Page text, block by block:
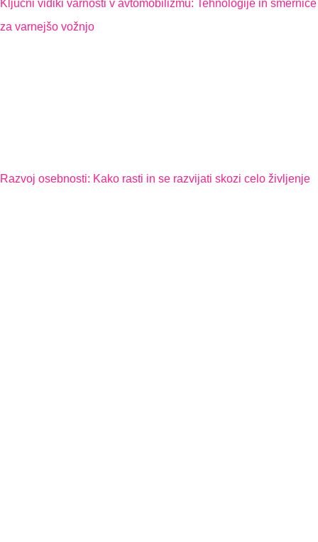
Ključni vidiki varnosti v avtomobilizmu: Tehnologije in smernice
za varnejšo vožnjo
Razvoj osebnosti: Kako rasti in se razvijati skozi celo življenje